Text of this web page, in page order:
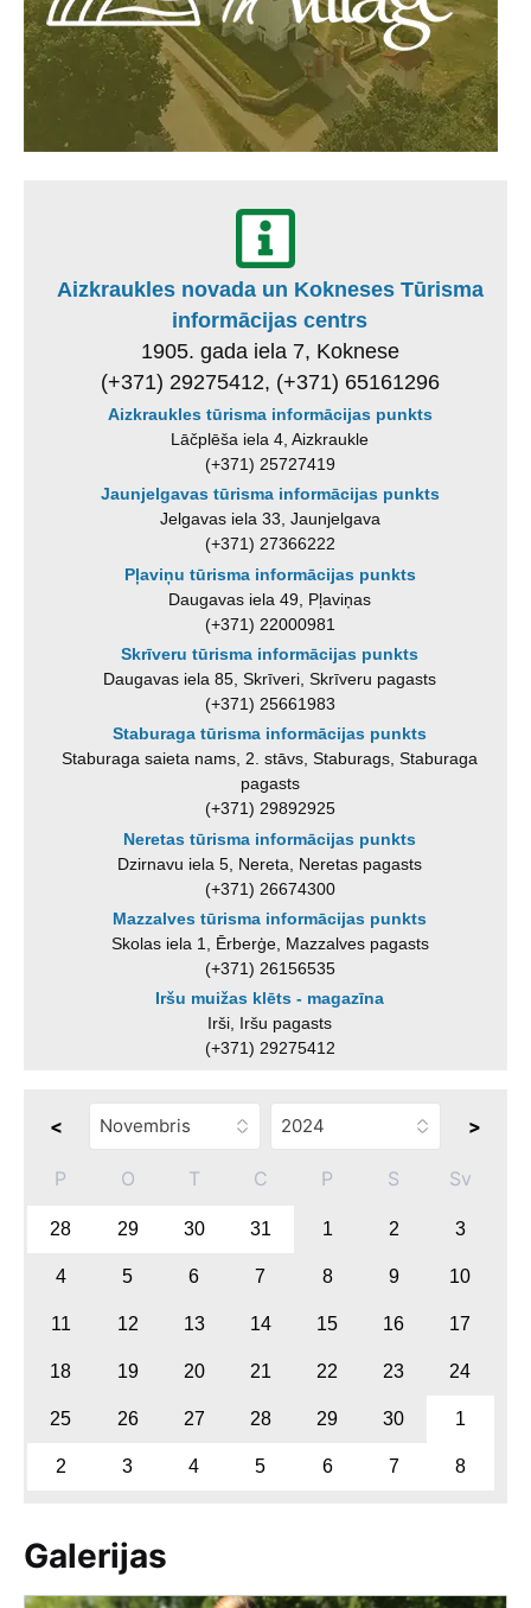
Aizkraukles novada un Kokneses Tūrisma
informācijas centrs
1905. gada iela 7, Koknese
(+371) 29275412, (+371) 65161296
Aizkraukles tūrisma informācijas punkts
Lāčplēša iela 4, Aizkraukle
(+371) 25727419
Jaunjelgavas tūrisma informācijas punkts
Jelgavas iela 33, Jaunjelgava
(+371) 27366222
Pļaviņu tūrisma informācijas punkts
Daugavas iela 49, Pļaviņas
(+371) 22000981
Skrīveru tūrisma informācijas punkts
Daugavas iela 85, Skrīveri, Skrīveru pagasts
(+371) 25661983
Staburaga tūrisma informācijas punkts
Staburaga saieta nams, 2. stāvs, Staburags, Staburaga
pagasts
(+371) 29892925
Neretas tūrisma informācijas punkts
Dzirnavu iela 5, Nereta, Neretas pagasts
(+371) 26674300
Mazzalves tūrisma informācijas punkts
Skolas iela 1, Ērberģe, Mazzalves pagasts
(+371) 26156535
Iršu muižas klēts - magazīna
Irši, Iršu pagasts
(+371) 29275412
< >
P O T C P S Sv
28 29 30 31 1 2 3
4 5 6 7 8 9 10
11 12 13 14 15 16 17
18 19 20 21 22 23 24
25 26 27 28 29 30 1
2 3 4 5 6 7 8
Galerijas